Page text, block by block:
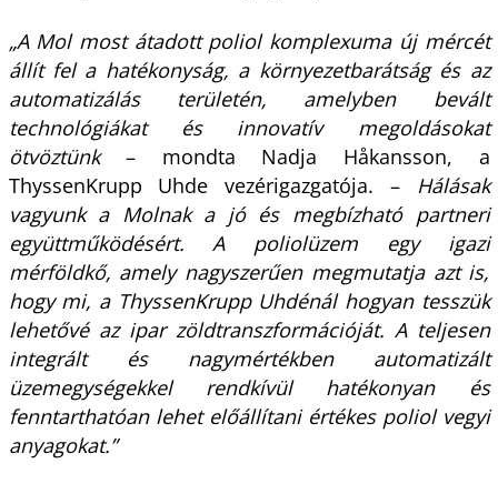
„A Mol most átadott poliol komplexuma új mércét
állít fel a hatékonyság, a környezetbarátság és az
automatizálás területén, amelyben bevált
technológiákat és innovatív megoldásokat
ötvöztünk– mondta Nadja Håkansson, a
ThyssenKrupp Uhde vezérigazgatója. –
Hálásak
vagyunk a Molnak a jó és megbízható partneri
együttműködésért. A poliolüzem egy igazi
mérföldkő, amely nagyszerűen megmutatja azt is,
hogy mi, a ThyssenKrupp Uhdénál hogyan tesszük
lehetővé az ipar zöldtranszformációját. A teljesen
integrált és nagymértékben automatizált
üzemegységekkel rendkívül hatékonyan és
fenntarthatóan lehet előállítani értékes poliol vegyi
anyagokat.”